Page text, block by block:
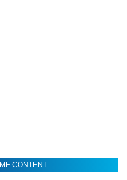
CONTENT